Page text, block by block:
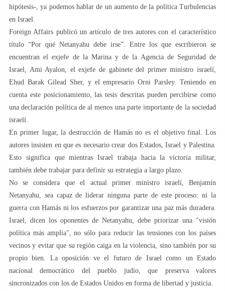
hipótesis-, ya podemos hablar de un aumento de la política Turbulencias
en Israel.
Foreign Affairs publicó un artículo de tres autores con el característico
título “Por qué Netanyahu debe irse”. Entre los que escribieron se
encuentran el exjefe de la Marina y de la Agencia de Seguridad de
Israel, Ami Ayalon, el exjefe de gabinete del primer ministro israelí,
Ehud Barak Gilead Sher, y el empresario Orni Parsley. Teniendo en
cuenta este posicionamiento, las tesis descritas pueden percibirse como
una declaración política de al menos una parte importante de la sociedad
israelí.
En primer lugar, la destrucción de Hamás no es el objetivo final. Los
autores insisten en que es necesario crear dos Estados, Israel y Palestina.
Esto significa que mientras Israel trabaja hacia la victoria militar,
también debe trabajar para definir su estrategia a largo plazo.
No se considera que el actual primer ministro israelí, Benjamín
Netanyahu, sea capaz de liderar ninguna parte de este proceso: ni la
guerra con Hamás ni los esfuerzos por garantizar una paz más duradera.
Israel, dicen los oponentes de Netanyahu, debe priorizar una "visión
política más amplia", no sólo para reducir las tensiones con los países
vecinos y evitar que su región caiga en la violencia, sino también por su
propio bien. La oposición ve el futuro de Israel como un Estado
nacional democrático del pueblo judío, que preserva valores
sincronizados con los de Estados Unidos en forma de libertad y justicia.